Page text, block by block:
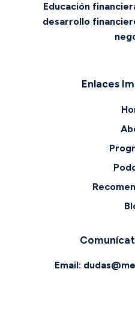
Educación
desarrollo
Enlaces
Email: